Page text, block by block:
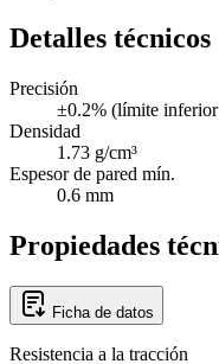
Detalles técnicos
Precisión
±0.2% (límite
Densidad
1.73 g/cm³
Espesor de pared mín.
0.6 mm
Propiedades
Ficha de datos
Resistencia a la tracción